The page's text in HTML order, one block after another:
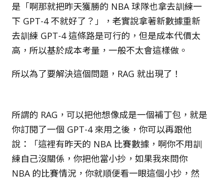
是「啊那就把昨天獲勝的 NBA 球隊也拿去訓練一
下 GPT-4 不就好了？」，老實說拿著新數據重新
去訓練 GPT-4 這條路是可行的，但是成本代價太
高，所以基於成本考量，一般不太會這樣做。
所以為了要解決這個問題，RAG 就出現了！ 󠀠
所謂的 RAG，可以把他想像成是一個補丁包，就是
你訂閱了一個 GPT-4 來用之後，你可以再跟他
說：「這裡有昨天的 NBA 比賽數據，啊你不用訓
練自己沒關係，你把他當小抄，如果我來問你
NBA 的比賽情況，你就順便看一眼這個小抄，然